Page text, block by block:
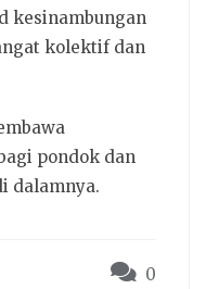
kesinambungan
kolektif dan
pondok dan
dalamnya.
0